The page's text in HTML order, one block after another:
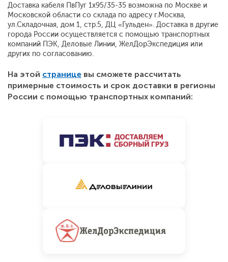
Доставка кабеля ПвПуг 1x95/35-35 возможна по Москве и
Московской области со склада по адресу г.Москва,
ул.Складочная, дом 1, стр.5, ДЦ «Гульден». Доставка в другие
города России осуществляется с помощью транспортных
компаний ПЭК, Деловые Линии, ЖелДорЭкспедиция или
других по согласованию.
На этой странице вы сможете рассчитать
примерные стоимость и срок доставки в регионы
России с помощью транспортных компаний: